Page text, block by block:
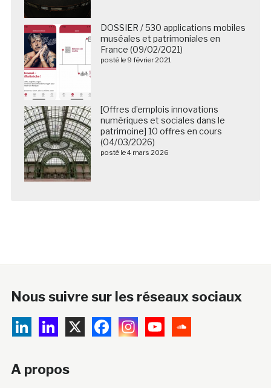
DOSSIER / 530 applications mobiles
muséales et patrimoniales en
France (09/02/2021)
posté le 9 février 2021
[Offres d’emplois innovations
numériques et sociales dans le
patrimoine] 10 offres en cours
(04/03/2026)
posté le 4 mars 2026
Nous suivre sur les réseaux sociaux
A propos